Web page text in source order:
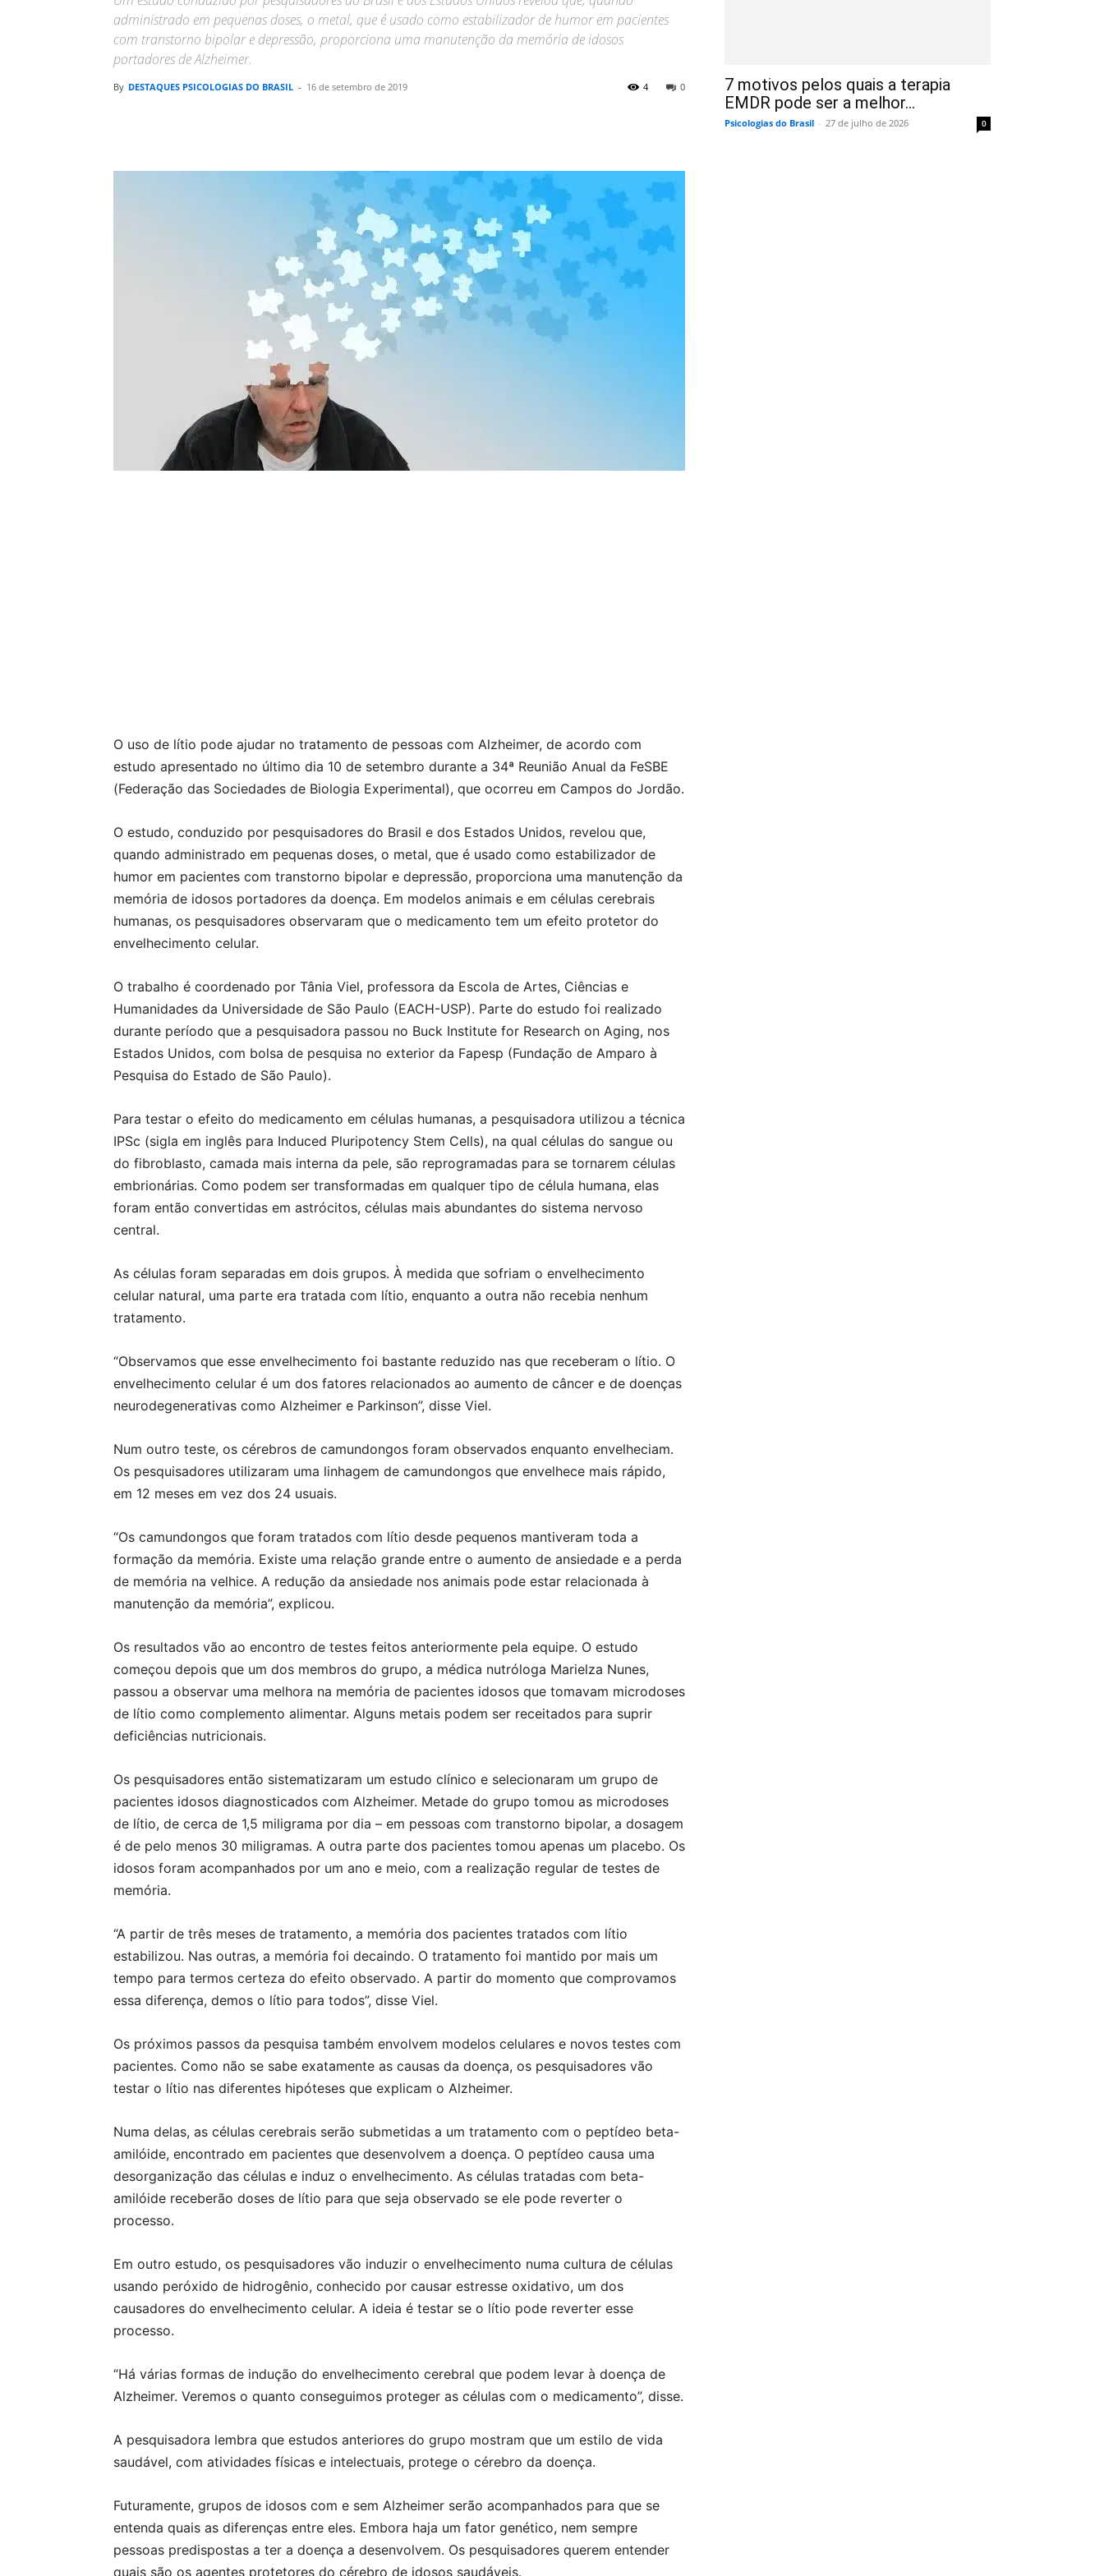
administrado em pequenas doses, o metal, que é usado como estabilizador de humor em pacientes
com transtorno bipolar e depressão, proporciona uma manutenção da memória de idosos
portadores de Alzheimer.
By DESTAQUES PSICOLOGIAS DO BRASIL - 16 de setembro de 2019 0
4
O uso de lítio pode ajudar no tratamento de pessoas com Alzheimer, de acordo com
estudo apresentado no último dia 10 de setembro durante a 34ª Reunião Anual da FeSBE
(Federação das Sociedades de Biologia Experimental), que ocorreu em Campos do Jordão.
O estudo, conduzido por pesquisadores do Brasil e dos Estados Unidos, revelou que,
quando administrado em pequenas doses, o metal, que é usado como estabilizador de
humor em pacientes com transtorno bipolar e depressão, proporciona uma manutenção da
memória de idosos portadores da doença. Em modelos animais e em células cerebrais
humanas, os pesquisadores observaram que o medicamento tem um efeito protetor do
envelhecimento celular.
O trabalho é coordenado por Tânia Viel, professora da Escola de Artes, Ciências e
Humanidades da Universidade de São Paulo (EACH-USP). Parte do estudo foi realizado
durante período que a pesquisadora passou no Buck Institute for Research on Aging, nos
Estados Unidos, com bolsa de pesquisa no exterior da Fapesp (Fundação de Amparo à
Pesquisa do Estado de São Paulo).
Para testar o efeito do medicamento em células humanas, a pesquisadora utilizou a técnica
IPSc (sigla em inglês para Induced Pluripotency Stem Cells), na qual células do sangue ou
do fibroblasto, camada mais interna da pele, são reprogramadas para se tornarem células
embrionárias. Como podem ser transformadas em qualquer tipo de célula humana, elas
foram então convertidas em astrócitos, células mais abundantes do sistema nervoso
central.
As células foram separadas em dois grupos. À medida que sofriam o envelhecimento
celular natural, uma parte era tratada com lítio, enquanto a outra não recebia nenhum
tratamento.
“Observamos que esse envelhecimento foi bastante reduzido nas que receberam o lítio. O
envelhecimento celular é um dos fatores relacionados ao aumento de câncer e de doenças
neurodegenerativas como Alzheimer e Parkinson”, disse Viel.
Num outro teste, os cérebros de camundongos foram observados enquanto envelheciam.
Os pesquisadores utilizaram uma linhagem de camundongos que envelhece mais rápido,
em 12 meses em vez dos 24 usuais.
“Os camundongos que foram tratados com lítio desde pequenos mantiveram toda a
formação da memória. Existe uma relação grande entre o aumento de ansiedade e a perda
de memória na velhice. A redução da ansiedade nos animais pode estar relacionada à
manutenção da memória”, explicou.
Os resultados vão ao encontro de testes feitos anteriormente pela equipe. O estudo
começou depois que um dos membros do grupo, a médica nutróloga Marielza Nunes,
passou a observar uma melhora na memória de pacientes idosos que tomavam microdoses
de lítio como complemento alimentar. Alguns metais podem ser receitados para suprir
deficiências nutricionais.
Os pesquisadores então sistematizaram um estudo clínico e selecionaram um grupo de
pacientes idosos diagnosticados com Alzheimer. Metade do grupo tomou as microdoses
de lítio, de cerca de 1,5 miligrama por dia – em pessoas com transtorno bipolar, a dosagem
é de pelo menos 30 miligramas. A outra parte dos pacientes tomou apenas um placebo. Os
idosos foram acompanhados por um ano e meio, com a realização regular de testes de
memória.
“A partir de três meses de tratamento, a memória dos pacientes tratados com lítio
estabilizou. Nas outras, a memória foi decaindo. O tratamento foi mantido por mais um
tempo para termos certeza do efeito observado. A partir do momento que comprovamos
essa diferença, demos o lítio para todos”, disse Viel.
Os próximos passos da pesquisa também envolvem modelos celulares e novos testes com
pacientes. Como não se sabe exatamente as causas da doença, os pesquisadores vão
testar o lítio nas diferentes hipóteses que explicam o Alzheimer.
Numa delas, as células cerebrais serão submetidas a um tratamento com o peptídeo beta-
amilóide, encontrado em pacientes que desenvolvem a doença. O peptídeo causa uma
desorganização das células e induz o envelhecimento. As células tratadas com beta-
amilóide receberão doses de lítio para que seja observado se ele pode reverter o
processo.
Em outro estudo, os pesquisadores vão induzir o envelhecimento numa cultura de células
usando peróxido de hidrogênio, conhecido por causar estresse oxidativo, um dos
causadores do envelhecimento celular. A ideia é testar se o lítio pode reverter esse
processo.
“Há várias formas de indução do envelhecimento cerebral que podem levar à doença de
Alzheimer. Veremos o quanto conseguimos proteger as células com o medicamento”, disse.
A pesquisadora lembra que estudos anteriores do grupo mostram que um estilo de vida
saudável, com atividades físicas e intelectuais, protege o cérebro da doença.
Futuramente, grupos de idosos com e sem Alzheimer serão acompanhados para que se
entenda quais as diferenças entre eles. Embora haja um fator genético, nem sempre
pessoas predispostas a ter a doença a desenvolvem. Os pesquisadores querem entender
quais são os agentes protetores do cérebro de idosos saudáveis.
7 motivos pelos quais a terapia
EMDR pode ser a melhor...
Psicologias do Brasil - 27 de julho de 2026 0